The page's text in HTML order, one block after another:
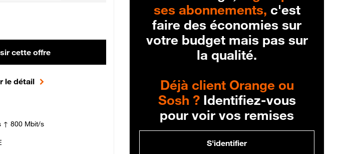
cette offre
le détail
↑ 800 Mbit/s
ses abonnements, c'est
faire des économies sur
votre budget mais pas sur
la qualité.
Déjà client Orange ou
Sosh ?Identifiez-vous
pour voir vos remises
S'identifier